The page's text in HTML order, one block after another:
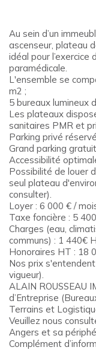
Au sein d’un
ascenseur, plateau
idéal pour l’exercice
paramédicale.
L'ensemble se
m2 ;
5 bureaux lumineux
Les plateaux
sanitaires PMR et
Parking privé
Grand parking
Accessibilité
Possibilité de louer
seul plateau
consulter).
Loyer : 6 000 € /
Taxe foncière : 5
Charges (eau,
communs) : 1 440€
Honoraires HT : 18
Nos prix
vigueur).
ALAIN ROUSSEAU
d’Entreprise
Terrains et
Veuillez nous
Angers et sa
Complément